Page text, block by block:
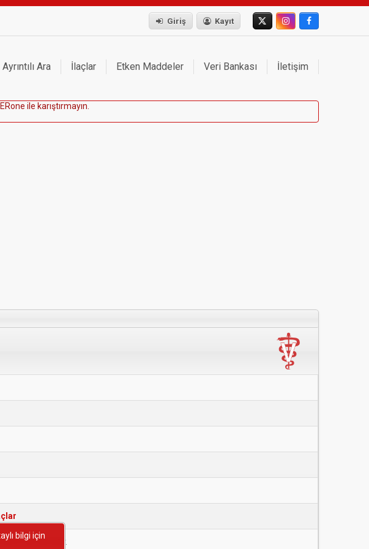
Giriş Kayıt
Ayrıntılı Ara İlaçlar Etken Maddeler Veri Bankası İletişim
ERone i e karıştırmayın
bilgi için